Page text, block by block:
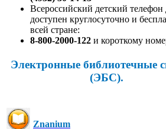
Всероссийский детский телефон
доступен круглосуточно и
всей стране:
8-800-2000-122 и короткому
Электронные библиотечные
(ЭБС).
Znanium